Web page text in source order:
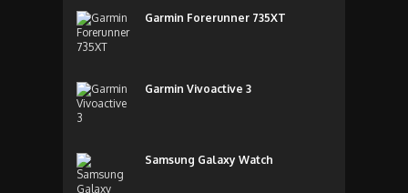
Garmin Forerunner 735XT
Garmin Vivoactive 3
Samsung Galaxy Watch